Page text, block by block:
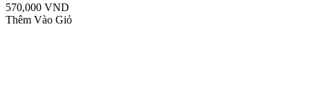
570,000 VND
Thêm Vào Giỏ